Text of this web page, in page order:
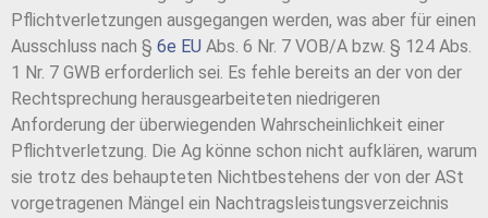
Pflichtverletzungen ausgegangen werden, was aber für einen
Ausschluss nach § 6e EU Abs. 6 Nr. 7 VOB/A bzw. § 124 Abs.
1 Nr. 7 GWB erforderlich sei. Es fehle bereits an der von der
Rechtsprechung herausgearbeiteten niedrigeren
Anforderung der überwiegenden Wahrscheinlichkeit einer
Pflichtverletzung. Die Ag könne schon nicht aufklären, warum
sie trotz des behaupteten Nichtbestehens der von der ASt
vorgetragenen Mängel ein Nachtragsleistungsverzeichnis